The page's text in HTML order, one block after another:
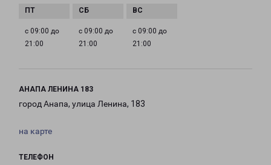
с 09:00 до
21:00
с 09:00 до
21:00
с 09:00 до
21:00
АНАПА ЛЕНИНА 183
город Анапа, улица Ленина, 183
на карте
ТЕЛЕФОН